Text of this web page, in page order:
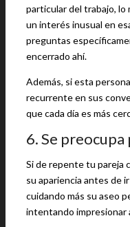
particular del trabajo, lo
un interés inusual en
preguntas
encerrado ahí.
Además, si esta
recurrente en sus
que cada día es más
6. Se preocupa
Si de repente tu pareja
su apariencia antes de
cuidando más su aseo
intentando impresionar